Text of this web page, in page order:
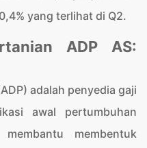
yang terlihat di Q2.
ADP AS:
adalah penyedia gaji
awal pertumbuhan
membentuk